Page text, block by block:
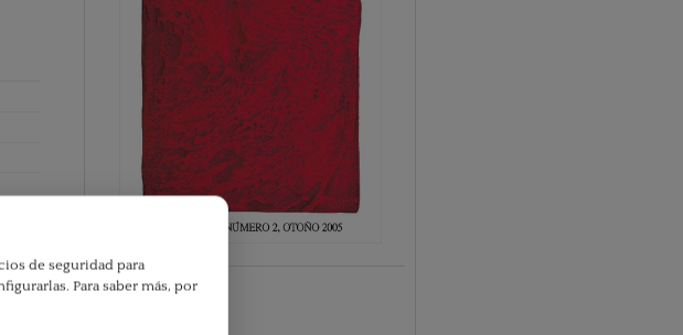
de seguridad para
Para saber más, por